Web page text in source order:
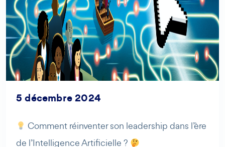
5 décembre 2024
Comment réinventer son leadership dans l’ère
de l’Intelligence Artificielle ?